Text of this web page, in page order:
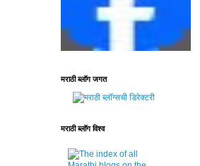
मराठी ब्लॉग जगत
मराठी ब्लॉग विश्व